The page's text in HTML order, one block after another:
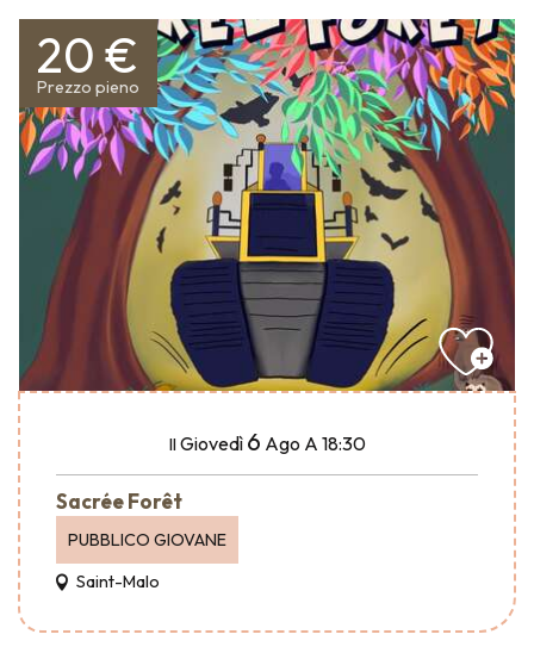
20 €
Prezzo pieno
IlGiovedì 6 Ago A 18:30
Sacrée Forêt
PUBBLICO GIOVANE
Saint-Malo